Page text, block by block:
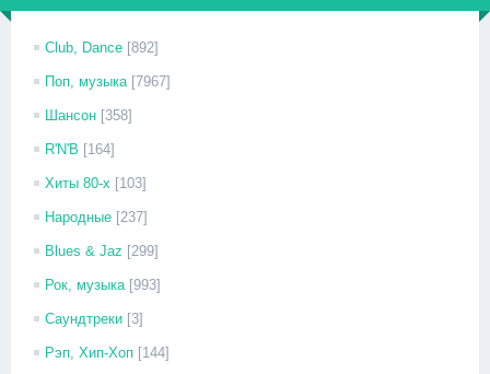
Club, Dance [892]
Поп, музыка [7967]
Шансон [358]
R'N'B [164]
Хиты 80-х [103]
Народные [237]
Blues & Jaz [299]
Рок, музыка [993]
Саундтреки [3]
Рэп, Хип-Хоп [144]